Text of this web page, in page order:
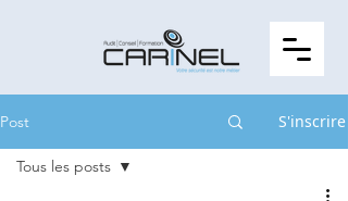
Post S'inscrire
Tous les posts